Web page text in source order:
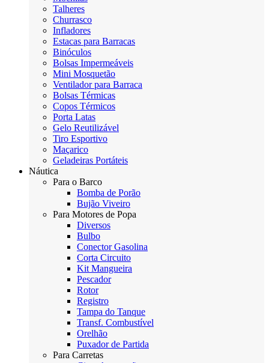
Talheres
Churrasco
Infladores
Estacas para Barracas
Binóculos
Bolsas Impermeáveis
Mini Mosquetão
Ventilador para Barraca
Bolsas Térmicas
Copos Térmicos
Porta Latas
Gelo Reutilizável
Tiro Esportivo
Maçarico
Geladeiras Portáteis
Náutica
Para o Barco
Bomba de Porão
Bujão Viveiro
Para Motores de Popa
Diversos
Bulbo
Conector Gasolina
Corta Circuito
Kit Mangueira
Pescador
Rotor
Registro
Tampa do Tanque
Transf. Combustível
Orelhão
Puxador de Partida
Para Carretas